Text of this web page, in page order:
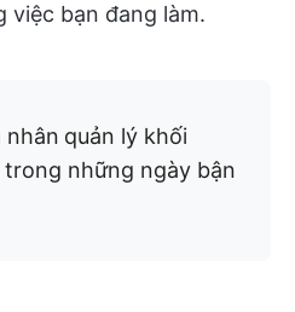
việc bạn đang làm.
nhân quản lý khối
những ngày bận